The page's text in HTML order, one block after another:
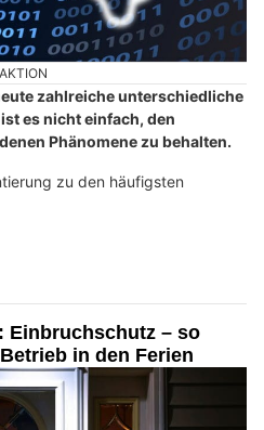
zahlreiche unterschiedliche
es nicht einfach, den
Phänomene zu behalten.
zu den häufigsten
Einbruchschutz – so
in den Ferien